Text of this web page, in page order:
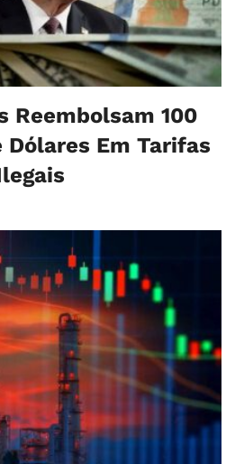
Reembolsam 100
Em Tarifas